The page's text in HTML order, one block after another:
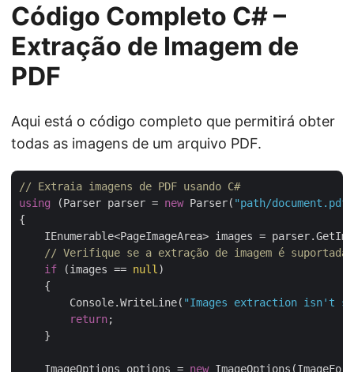
Código Completo C# –
Extração de Imagem de
PDF
Aqui está o código completo que permitirá obter
todas as imagens de um arquivo PDF.
// Extraia imagens de PDF usando C#
using (Parser parser = new Parser( "path/document.pdf"
{
IEnumerable<PageImageArea> images =
// Verifique se a extração de imagem é suportada
if (images == null )
    {
        Console.WriteLine(
"Images extraction isn't
return;
    }
    ImageOptions options =
new